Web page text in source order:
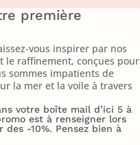
première
vous inspirer par nos
le raffinement, conçues pour
sommes impatients de
la mer et la voile à travers
votre boîte mail d’ici 5 à
est à renseigner lors
-10%. Pensez bien à